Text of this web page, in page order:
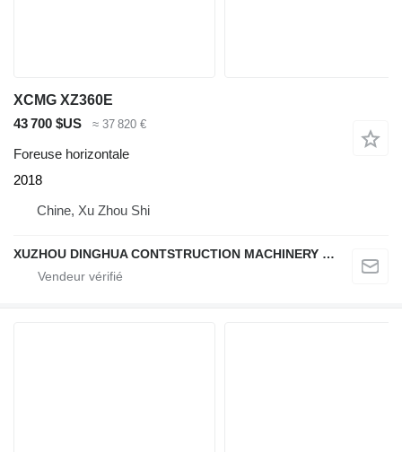
XCMG XZ360E
43 700 $US
≈ 37 820 €
Foreuse horizontale
2018
Chine, Xu Zhou Shi
XUZHOU DINGHUA CONTSTRUCTION MACHINERY CO., LTD.